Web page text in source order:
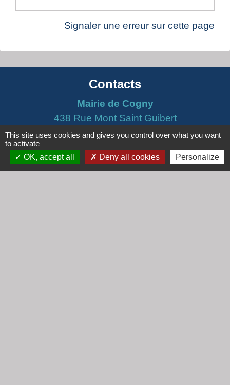
Signaler une erreur sur cette page
Contacts
Mairie de Cogny
438 Rue Mont Saint Guibert
69640 Cogny - FRANCE
Contact par formulaire
This site uses cookies and gives you control over what you want
to activate
OK, accept all
Deny all cookies Personalize